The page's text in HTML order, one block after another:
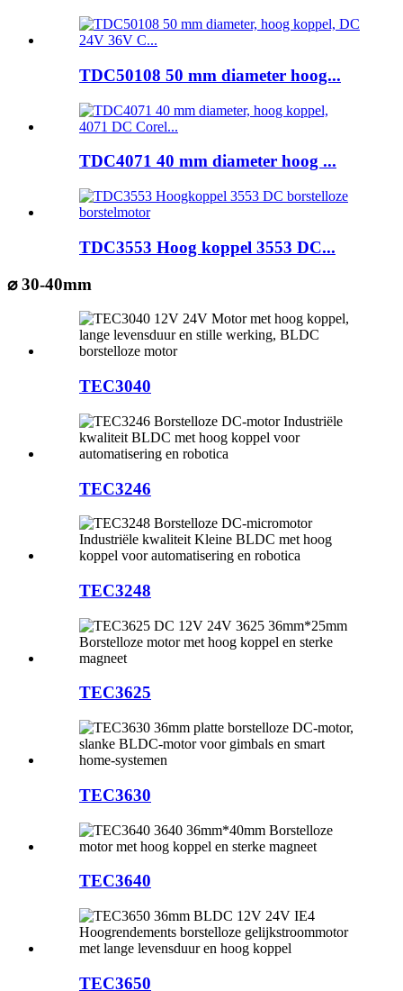
TDC50108 50 mm diameter hoog...
TDC4071 40 mm diameter hoog ...
TDC3553 Hoog koppel 3553 DC...
⌀ 30-40mm
TEC3040
TEC3246
TEC3248
TEC3625
TEC3630
TEC3640
TEC3650